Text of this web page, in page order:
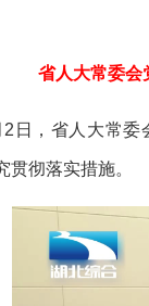
省人大常委会
2日，省人大常委
贯彻落实措施。